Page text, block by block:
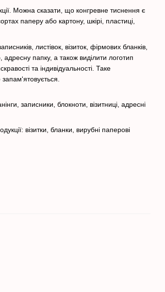
Можна сказати, що конгревне тиснення є
паперу або картону, шкірі, пластиці,
листівок, візиток, фірмових бланків,
папку, а також виділити логотип
та індивідуальності. Таке
записники, блокноти, візитниці, адресні
візитки, бланки, вирубні паперові